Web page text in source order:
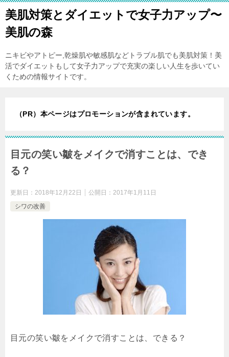
美肌対策とダイエットで女子力アップ〜
美肌の森
ニキビやアトピー,乾燥肌や敏感肌などトラブル肌でも美肌対策！美
活でダイエットもして女子力アップで充実の楽しい人生を歩いてい
くための情報サイトです。
（PR）本ページはプロモーションが含まれています。
目元の笑い皺をメイクで消すことは、でき
る？
更新日： 2018年12月22日 公開日： 2017年1月11日
シワの改善
目元の笑い皺をメイクで消すことは、できる？